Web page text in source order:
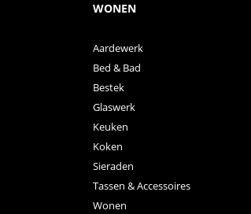
WONEN
Aardewerk
Bed & Bad
Bestek
Glaswerk
Keuken
Koken
Sieraden
Tassen & Accessoires
Wonen